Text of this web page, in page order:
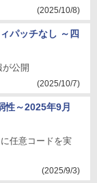
(2025/10/8)
パッチなし ～四
公開
(2025/10/7)
～2025年9月
任意コードを実
(2025/9/3)